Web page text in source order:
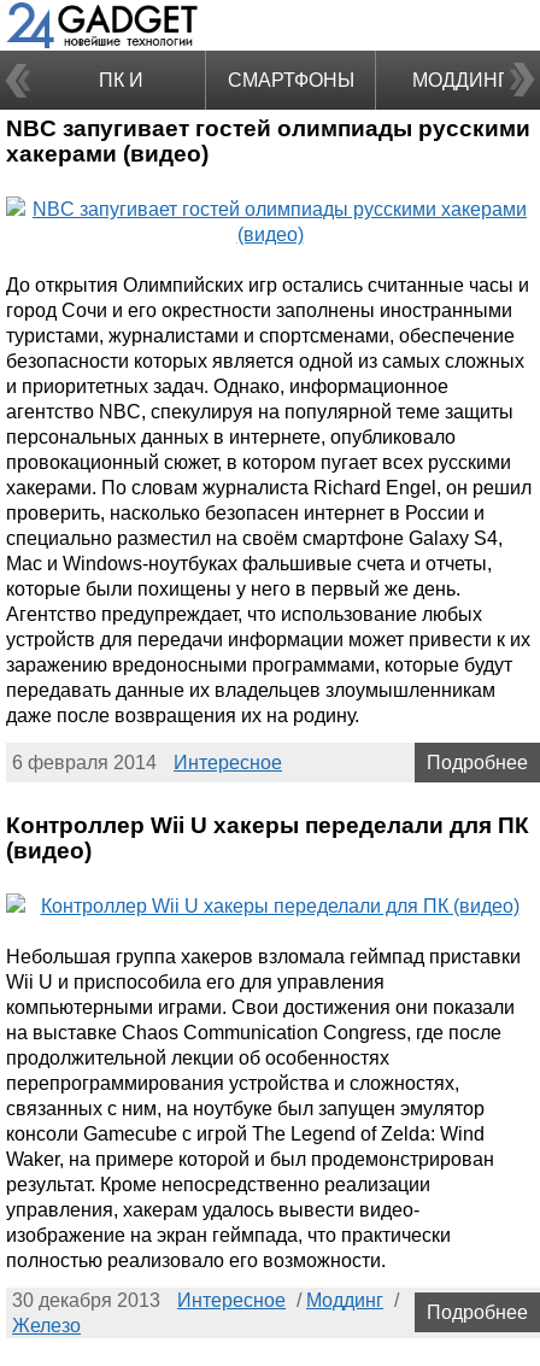
ПК И
НОУТБУКИ
СМАРТФОНЫ МОДДИНГ
NBC запугивает гостей олимпиады русскими
хакерами (видео)
До открытия Олимпийских игр остались считанные часы и
город Сочи и его окрестности заполнены иностранными
туристами, журналистами и спортсменами, обеспечение
безопасности которых является одной из самых сложных
и приоритетных задач. Однако, информационное
агентство NBC, спекулируя на популярной теме защиты
персональных данных в интернете, опубликовало
провокационный сюжет, в котором пугает всех русскими
хакерами. По словам журналиста Richard Engel, он решил
проверить, насколько безопасен интернет в России и
специально разместил на своём смартфоне Galaxy S4,
Mac и Windows-ноутбуках фальшивые счета и отчеты,
которые были похищены у него в первый же день.
Агентство предупреждает, что использование любых
устройств для передачи информации может привести к их
заражению вредоносными программами, которые будут
передавать данные их владельцев злоумышленникам
даже после возвращения их на родину.
6 февраля 2014 Интересное Подробнее
Контроллер Wii U хакеры переделали для ПК
(видео)
Небольшая группа хакеров взломала геймпад приставки
Wii U и приспособила его для управления
компьютерными играми. Свои достижения они показали
на выставке Chaos Communication Congress, где после
продолжительной лекции об особенностях
перепрограммирования устройства и сложностях,
связанных с ним, на ноутбуке был запущен эмулятор
консоли Gamecube с игрой The Legend of Zelda: Wind
Waker, на примере которой и был продемонстрирован
результат. Кроме непосредственно реализации
управления, хакерам удалось вывести видео-
изображение на экран геймпада, что практически
полностью реализовало его возможности.
30 декабря 2013
Интересное / Моддинг /
Железо
Подробнее